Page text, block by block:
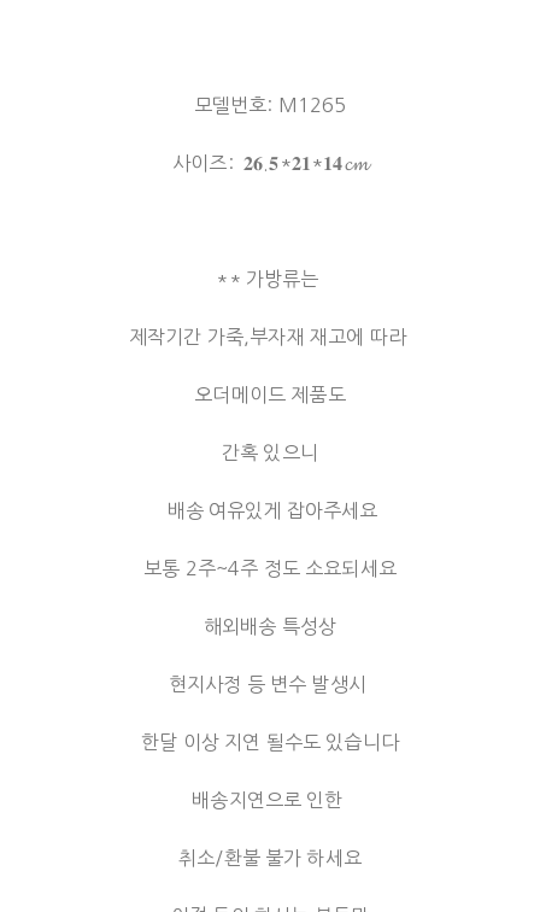
모델번호: M1265
사이즈: 𝟐𝟔.𝟓*𝟐𝟏*𝟏𝟒𝓬𝓶
** 가방류는
제작기간 가죽,부자재 재고에 따라
오더메이드 제품도
간혹 있으니
배송 여유있게 잡아주세요
보통 2주~4주 정도 소요되세요
해외배송 특성상
현지사정 등 변수 발생시
한달 이상 지연 될수도 있습니다
배송지연으로 인한
취소/환불 불가 하세요